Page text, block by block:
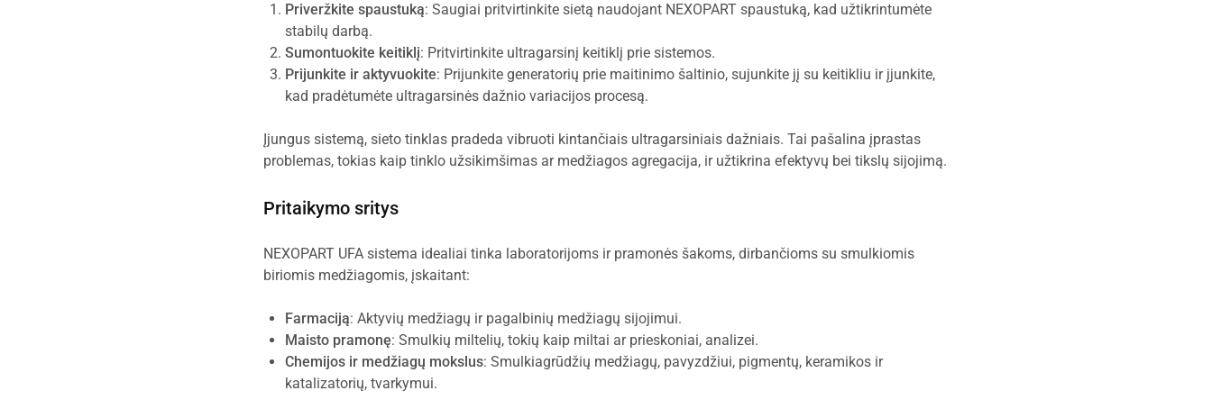
Priveržkite spaustuką: Saugiai pritvirtinkite sietą naudojant NEXOPART spaustuką, kad užtikrintumėte
stabilų darbą.
Sumontuokite keitiklį: Pritvirtinkite ultragarsinį keitiklį prie sistemos.
Prijunkite ir aktyvuokite: Prijunkite generatorių prie maitinimo šaltinio, sujunkite jį su keitikliu ir įjunkite,
kad pradėtumėte ultragarsinės dažnio variacijos procesą.
Įjungus sistemą, sieto tinklas pradeda vibruoti kintančiais ultragarsiniais dažniais. Tai pašalina įprastas
problemas, tokias kaip tinklo užsikimšimas ar medžiagos agregacija, ir užtikrina efektyvų bei tikslų sijojimą.
Pritaikymo sritys
NEXOPART UFA sistema idealiai tinka laboratorijoms ir pramonės šakoms, dirbančioms su smulkiomis
biriomis medžiagomis, įskaitant:
Farmaciją: Aktyvių medžiagų ir pagalbinių medžiagų sijojimui.
Maisto pramonę: Smulkių miltelių, tokių kaip miltai ar prieskoniai, analizei.
Chemijos ir medžiagų mokslus: Smulkiagrūdžių medžiagų, pavyzdžiui, pigmentų, keramikos ir
katalizatorių, tvarkymui.